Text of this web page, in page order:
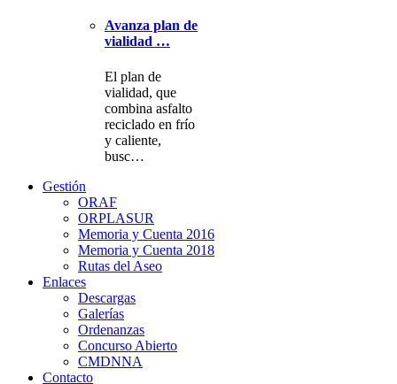
Avanza plan de
vialidad …
El plan de
vialidad, que
combina asfalto
reciclado en frío
y caliente,
busc…
Gestión
ORAF
ORPLASUR
Memoria y Cuenta 2016
Memoria y Cuenta 2018
Rutas del Aseo
Enlaces
Descargas
Galerías
Ordenanzas
Concurso Abierto
CMDNNA
Contacto